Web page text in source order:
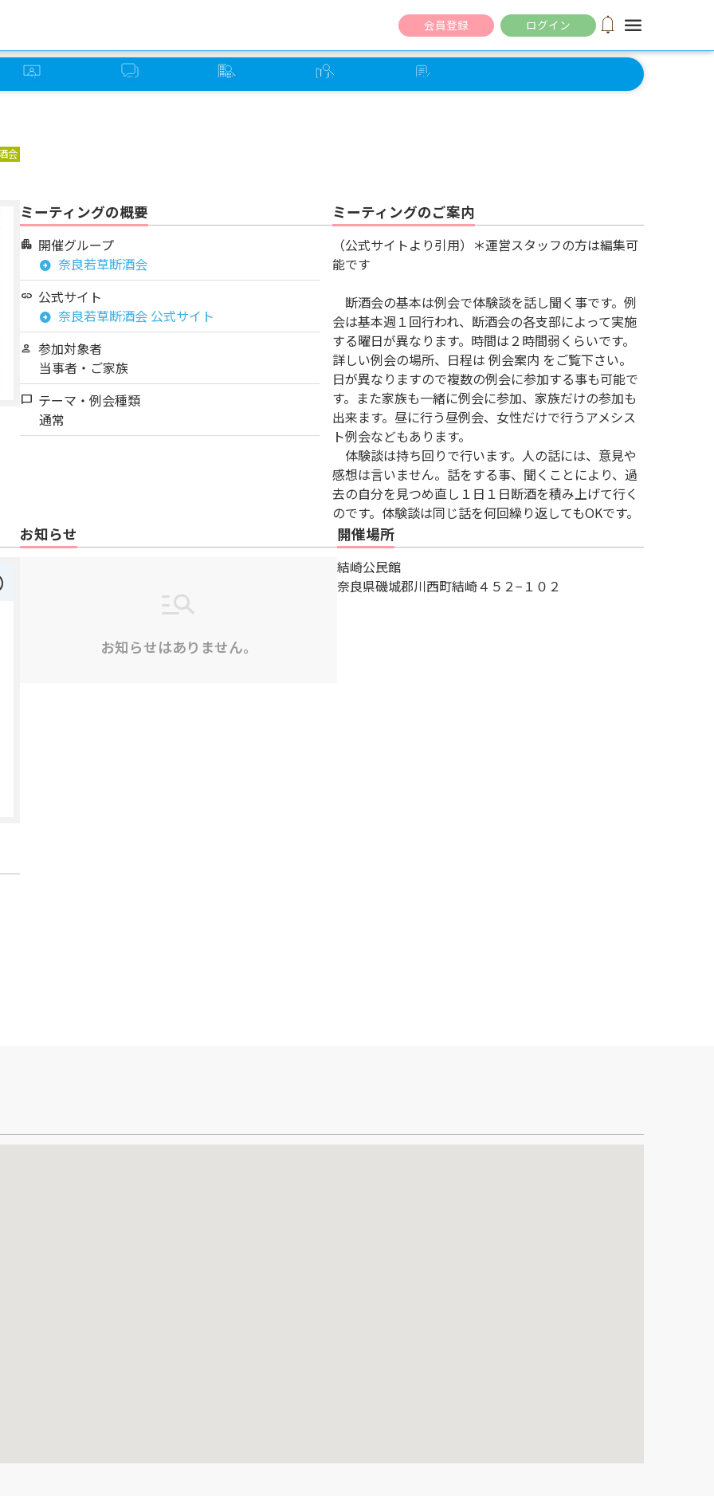
会員登録 ログイン notifications menu
オンライン ソーバー グループ ミーティング セルフ
会
ミーティングの概要
apartment 開催グループ
arrow_circle_right 奈良若草断酒会
link 公式サイト
arrow_circle_right 奈良若草断酒会 公式サイト
person 参加対象者
当事者・ご家族
chat_bubble テーマ・例会種類
通常
ミーティングのご案内
（公式サイトより引用）＊運営スタッフの方は編集可
能です
断酒会の基本は例会で体験談を話し聞く事です。例
会は基本週１回行われ、断酒会の各支部によって実施
する曜日が異なります。時間は２時間弱くらいです。
詳しい例会の場所、日程は 例会案内 をご覧下さい。
日が異なりますので複数の例会に参加する事も可能で
す。また家族も一緒に例会に参加、家族だけの参加も
出来ます。昼に行う昼例会、女性だけで行うアメシス
ト例会などもあります。
体験談は持ち回りで行います。人の話には、意見や
感想は言いません。話をする事、聞くことにより、過
去の自分を見つめ直し１日１日断酒を積み上げて行く
のです。体験談は同じ話を何回繰り返してもOKです。
お知らせ
お知らせはありません。
開催場所
結崎公民館
奈良県磯城郡川西町結崎４５２−１０２